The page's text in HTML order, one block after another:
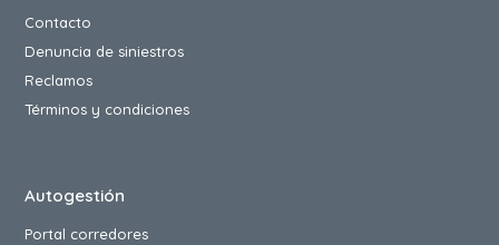
Contacto
Denuncia de siniestros
Reclamos
Términos y condiciones
Autogestión
Portal corredores